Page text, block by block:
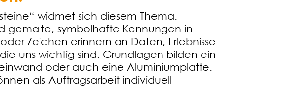
widmet sich diesem Thema.
gemalte, symbolhafte Kennungen in
Zeichen erinnern an Daten, Erlebnisse
uns wichtig sind. Grundlagen bilden ein
oder auch eine Aluminiumplatte.
als Auftragsarbeit individuell